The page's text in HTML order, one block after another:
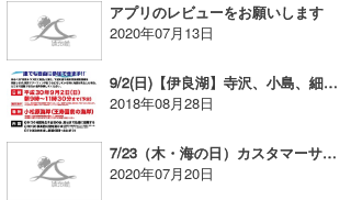
アプリのレビューをお願いします
2020年07月13日
9/2(日)【伊良湖】寺沢、小島、細谷ポイントにてビーチクリーン・津波避難訓練の開催
2018年08月28日
7/23（木・海の日）カスタマーサポート休業のお知らせ
2020年07月20日
上田純子
上條将美
唐澤予報士
SancheZ